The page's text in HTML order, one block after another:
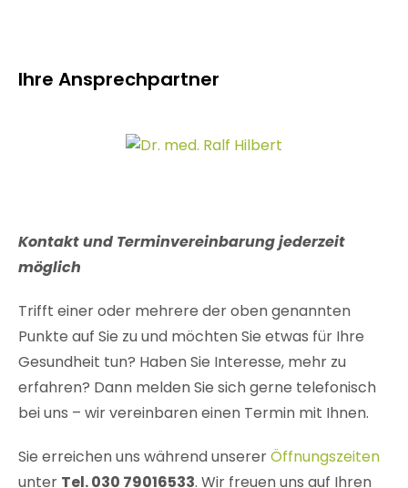
Ihre Ansprechpartner
Kontakt und Terminvereinbarung jederzeit
möglich
Trifft einer oder mehrere der oben genannten
Punkte auf Sie zu und möchten Sie etwas für Ihre
Gesundheit tun? Haben Sie Interesse, mehr zu
erfahren? Dann melden Sie sich gerne telefonisch
bei uns – wir vereinbaren einen Termin mit Ihnen.
Sie erreichen uns während unsererÖffnungszeiten
unter Tel. 030 79016533. Wir freuen uns auf Ihren